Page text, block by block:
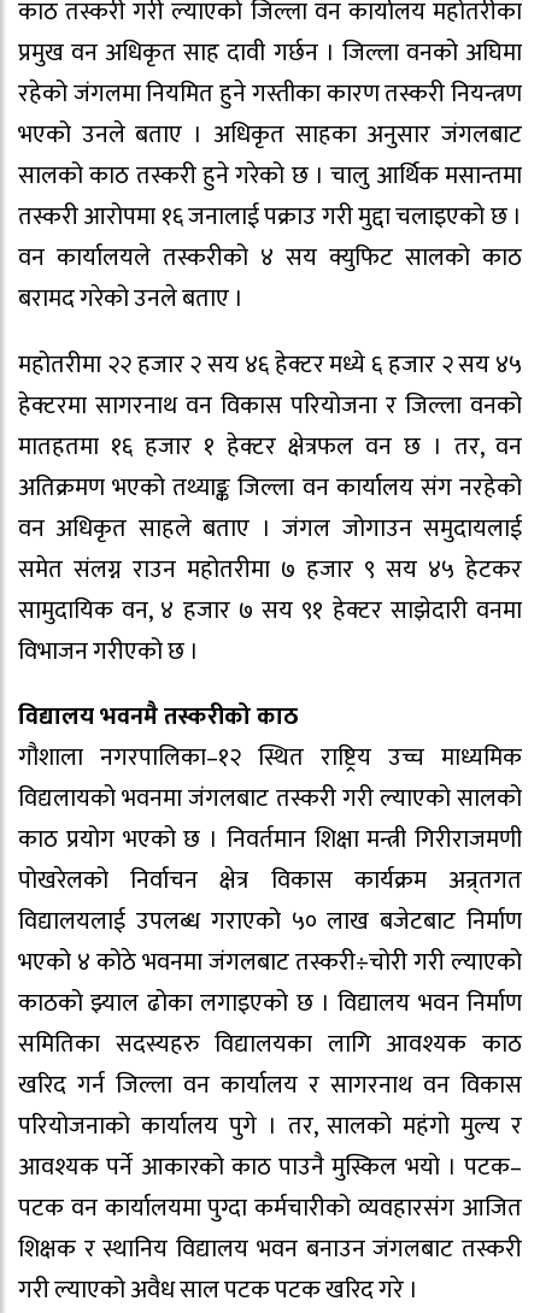
काठ तस्करी गरी ल्याएको जिल्ला वन कार्यालय महोतरीका
प्रमुख वन अधिकृत साह दावी गर्छन । जिल्ला वनको अघिमा
रहेको जंगलमा नियमित हुने गस्तीका कारण तस्करी नियन्त्रण
भएको उनले बताए । अधिकृत साहका अनुसार जंगलबाट
सालको काठ तस्करी हुने गरेको छ । चालु आर्थिक मसान्तमा
तस्करी आरोपमा १६ जनालाई पक्राउ गरी मुद्दा चलाइएको छ ।
वन कार्यालयले तस्करीको ४ सय क्युफिट सालको काठ
बरामद गरेको उनले बताए ।
महोतरीमा २२ हजार २ सय ४६ हेक्टर मध्ये ६ हजार २ सय ४५
हेक्टरमा सागरनाथ वन विकास परियोजना र जिल्ला वनको
मातहतमा १६ हजार १ हेक्टर क्षेत्रफल वन छ । तर, वन
अतिक्रमण भएको तथ्याङ्क जिल्ला वन कार्यालय संग नरहेको
वन अधिकृत साहले बताए । जंगल जोगाउन समुदायलाई
समेत संलग्न राउन महोतरीमा ७ हजार ९ सय ४५ हेटकर
सामुदायिक वन, ४ हजार ७ सय ९१ हेक्टर साझेदारी वनमा
विभाजन गरीएको छ ।
विद्यालय भवनमै तस्करीको काठ
गौशाला नगरपालिका–१२ स्थित राष्ट्रिय उच्च माध्यमिक
विद्यलायको भवनमा जंगलबाट तस्करी गरी ल्याएको सालको
काठ प्रयोग भएको छ । निवर्तमान शिक्षा मन्त्री गिरीराजमणी
पोखरेलको निर्वाचन क्षेत्र विकास कार्यक्रम अन्र्तगत
विद्यालयलाई उपलब्ध गराएको ५० लाख बजेटबाट निर्माण
भएको ४ कोठे भवनमा जंगलबाट तस्करी÷चोरी गरी ल्याएको
काठको झ्याल ढोका लगाइएको छ । विद्यालय भवन निर्माण
समितिका सदस्यहरु विद्यालयका लागि आवश्यक काठ
खरिद गर्न जिल्ला वन कार्यालय र सागरनाथ वन विकास
परियोजनाको कार्यालय पुगे । तर, सालको महंगो मुल्य र
आवश्यक पर्ने आकारको काठ पाउनै मुस्किल भयो । पटक–
पटक वन कार्यालयमा पुग्दा कर्मचारीको व्यवहारसंग आजित
शिक्षक र स्थानिय विद्यालय भवन बनाउन जंगलबाट तस्करी
गरी ल्याएको अवैध साल पटक पटक खरिद गरे ।